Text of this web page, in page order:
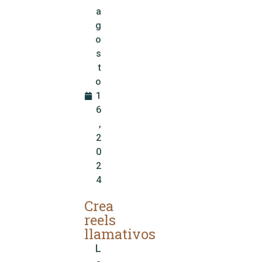
a
g
o
s
t
o
1
6
,
2
0
2
4
Crea
reels
llamativos
L